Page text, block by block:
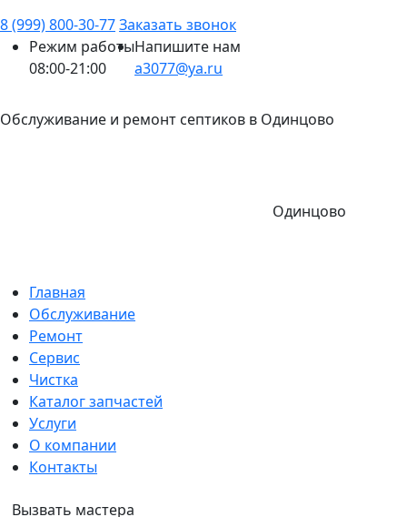
8 (999) 800-30-77Заказать звонок
Режим работы
08:00-21:00
Напишите нам
a3077@ya.ru
Обслуживание и ремонт септиков в Одинцово
Одинцово
Главная
Обслуживание
Ремонт
Сервис
Чистка
Каталог запчастей
Услуги
О компании
Контакты
Вызвать мастера